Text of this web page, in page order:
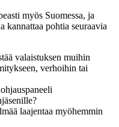
myös Suomessa, ja
kannattaa pohtia seuraavia
valaistuksen muihin
verhoihin tai
laajentaa myöhemmin